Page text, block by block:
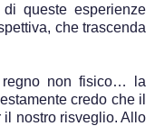
queste esperienze
che trascenda
regno non fisico… la
credo che il
il nostro risveglio. Allo